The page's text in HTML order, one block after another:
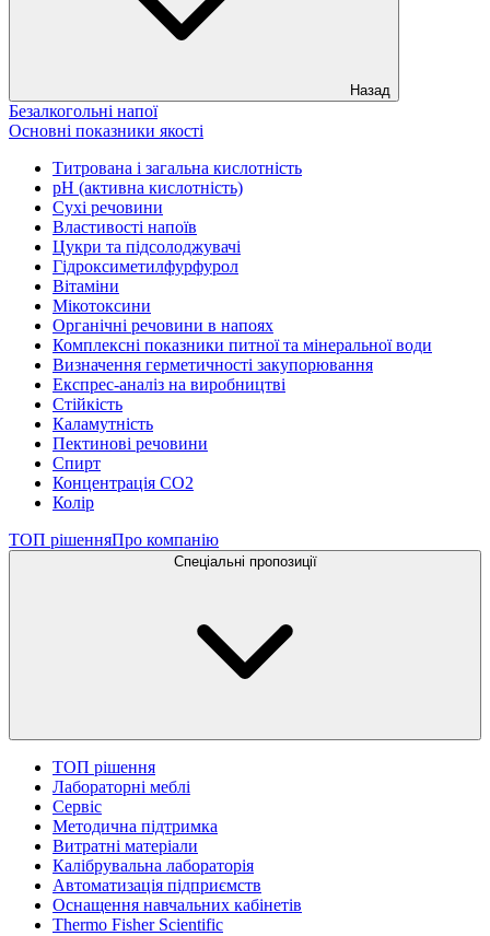
Назад
Безалкогольні напої
Основні показники якості
Титрована і загальна кислотність
рН (активна кислотність)
Сухі речовини
Властивості напоїв
Цукри та підсолоджувачі
Гідроксиметилфурфурол
Вітаміни
Мікотоксини
Органічні речовини в напоях
Комплексні показники питної та мінеральної води
Визначення герметичності закупорювання
Експрес-аналіз на виробництві
Стійкість
Каламутність
Пектинові речовини
Спирт
Концентрація СО2
Колір
ТОП рішенняПро компанію
Спеціальні пропозиції
ТОП рішення
Лабораторні меблі
Сервіс
Методична підтримка
Витратні матеріали
Калібрувальна лабораторія
Автоматизація підприємств
Оснащення навчальних кабінетів
Thermo Fisher Scientific